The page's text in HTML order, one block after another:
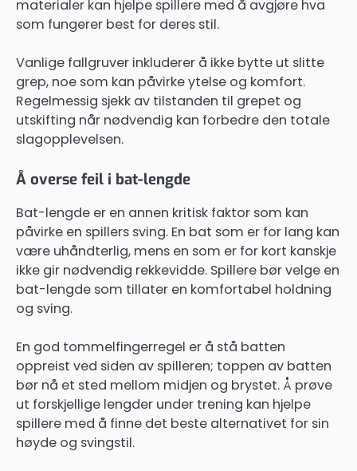
materialer kan hjelpe spillere med å avgjøre hva
som fungerer best for deres stil.
Vanlige fallgruver inkluderer å ikke bytte ut slitte
grep, noe som kan påvirke ytelse og komfort.
Regelmessig sjekk av tilstanden til grepet og
utskifting når nødvendig kan forbedre den totale
slagopplevelsen.
Å overse feil i bat-lengde
Bat-lengde er en annen kritisk faktor som kan
påvirke en spillers sving. En bat som er for lang kan
være uhåndterlig, mens en som er for kort kanskje
ikke gir nødvendig rekkevidde. Spillere bør velge en
bat-lengde som tillater en komfortabel holdning
og sving.
En god tommelfingerregel er å stå batten
oppreist ved siden av spilleren; toppen av batten
bør nå et sted mellom midjen og brystet. Å prøve
ut forskjellige lengder under trening kan hjelpe
spillere med å finne det beste alternativet for sin
høyde og svingstil.